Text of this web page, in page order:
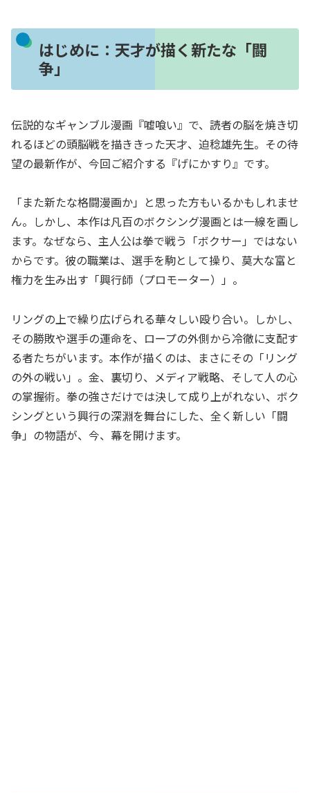
はじめに：天才が描く新たな「闘
争」
伝説的なギャンブル漫画『嘘喰い』で、読者の脳を焼き切
れるほどの頭脳戦を描ききった天才、迫稔雄先生。その待
望の最新作が、今回ご紹介する『げにかすり』です。
「また新たな格闘漫画か」と思った方もいるかもしれませ
ん。しかし、本作は凡百のボクシング漫画とは一線を画し
ます。なぜなら、主人公は拳で戦う「ボクサー」ではない
からです。彼の職業は、選手を駒として操り、莫大な富と
権力を生み出す「興行師（プロモーター）」。
リングの上で繰り広げられる華々しい殴り合い。しかし、
その勝敗や選手の運命を、ロープの外側から冷徹に支配す
る者たちがいます。本作が描くのは、まさにその「リング
の外の戦い」。金、裏切り、メディア戦略、そして人の心
の掌握術。拳の強さだけでは決して成り上がれない、ボク
シングという興行の深淵を舞台にした、全く新しい「闘
争」の物語が、今、幕を開けます。